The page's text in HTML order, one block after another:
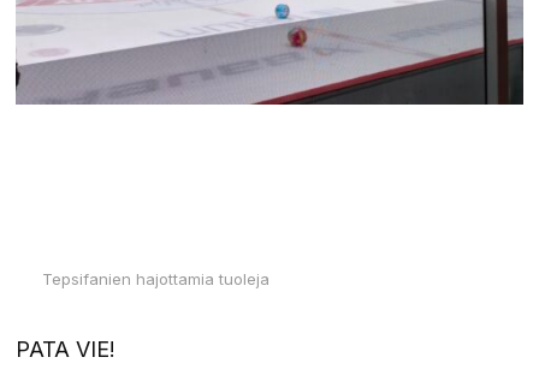
Tepsifanien hajottamia tuoleja
PATA VIE!